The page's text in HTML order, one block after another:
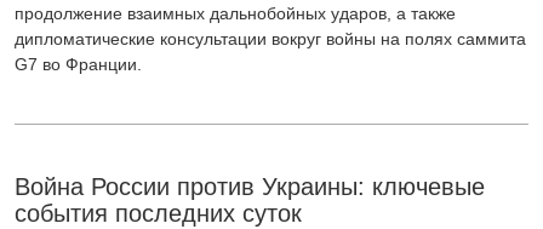
продолжение взаимных дальнобойных ударов, а также
дипломатические консультации вокруг войны на полях саммита
G7 во Франции.
Война России против Украины: ключевые
события последних суток